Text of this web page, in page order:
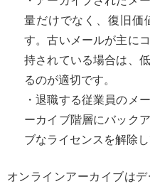
量だけでなく、復旧価
す。古いメールが主に
持されている場合は、
るのが適切です。
・退職する従業員のメ
ーカイブ階層にバック
ブなライセンスを解除し
オンラインアーカイブは